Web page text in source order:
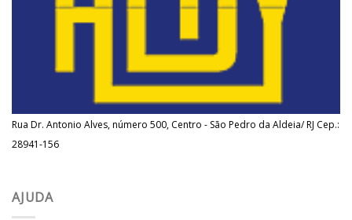
Rua Dr. Antonio Alves, número 500, Centro - São Pedro da Aldeia/ RJ Cep.:
28941-156
AJUDA